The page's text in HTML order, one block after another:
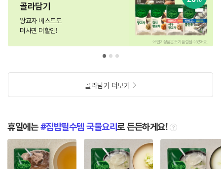
골라담기
왕교자 베스트도
더사면 더할인!
※ 인기상품은 조기 품절될 수 있어요.
골라담기 더보기
휴일에는 집밥필수템 국물요리로 든든하게요! tooltip